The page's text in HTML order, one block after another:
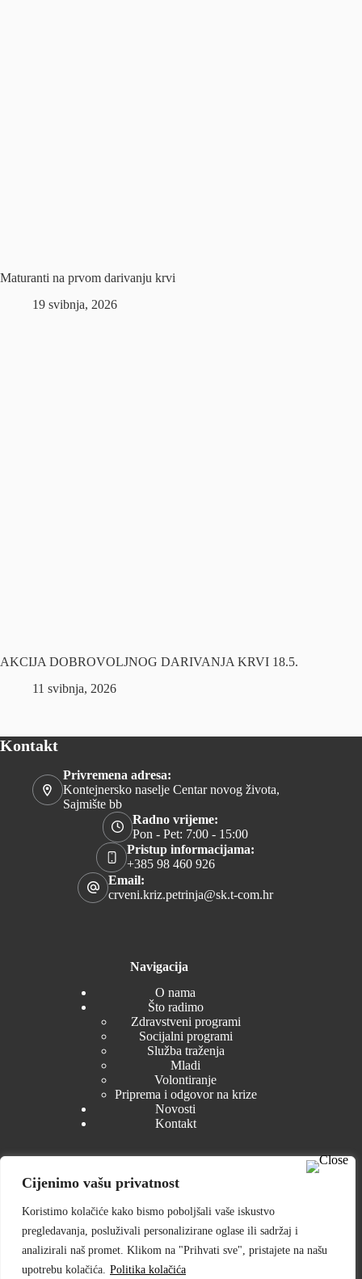
Cijenimo vašu privatnost
Koristimo kolačiće kako bismo poboljšali vaše iskustvo
pregledavanja, posluživali personalizirane oglase ili sadržaj i
analizirali naš promet. Klikom na "Prihvati sve", pristajete na našu
upotrebu kolačića. Politika kolačića
Maturanti na prvom darivanju krvi
19 svibnja, 2026
AKCIJA DOBROVOLJNOG DARIVANJA KRVI 18.5.
11 svibnja, 2026
Kontakt
Privremena adresa:
Kontejnersko naselje Centar novog života,
Sajmište bb
Radno vrijeme:
Pon - Pet: 7:00 - 15:00
Pristup informacijama:
+385 98 460 926
Email:
crveni.kriz.petrinja@sk.t-com.hr
Navigacija
O nama
Što radimo
Zdravstveni programi
Socijalni programi
Služba traženja
Mladi
Volontiranje
Priprema i odgovor na krize
Novosti
Kontakt
Zakonski akti
Tijela GDCK Petrinja
Izvješća i planovi
Nabava